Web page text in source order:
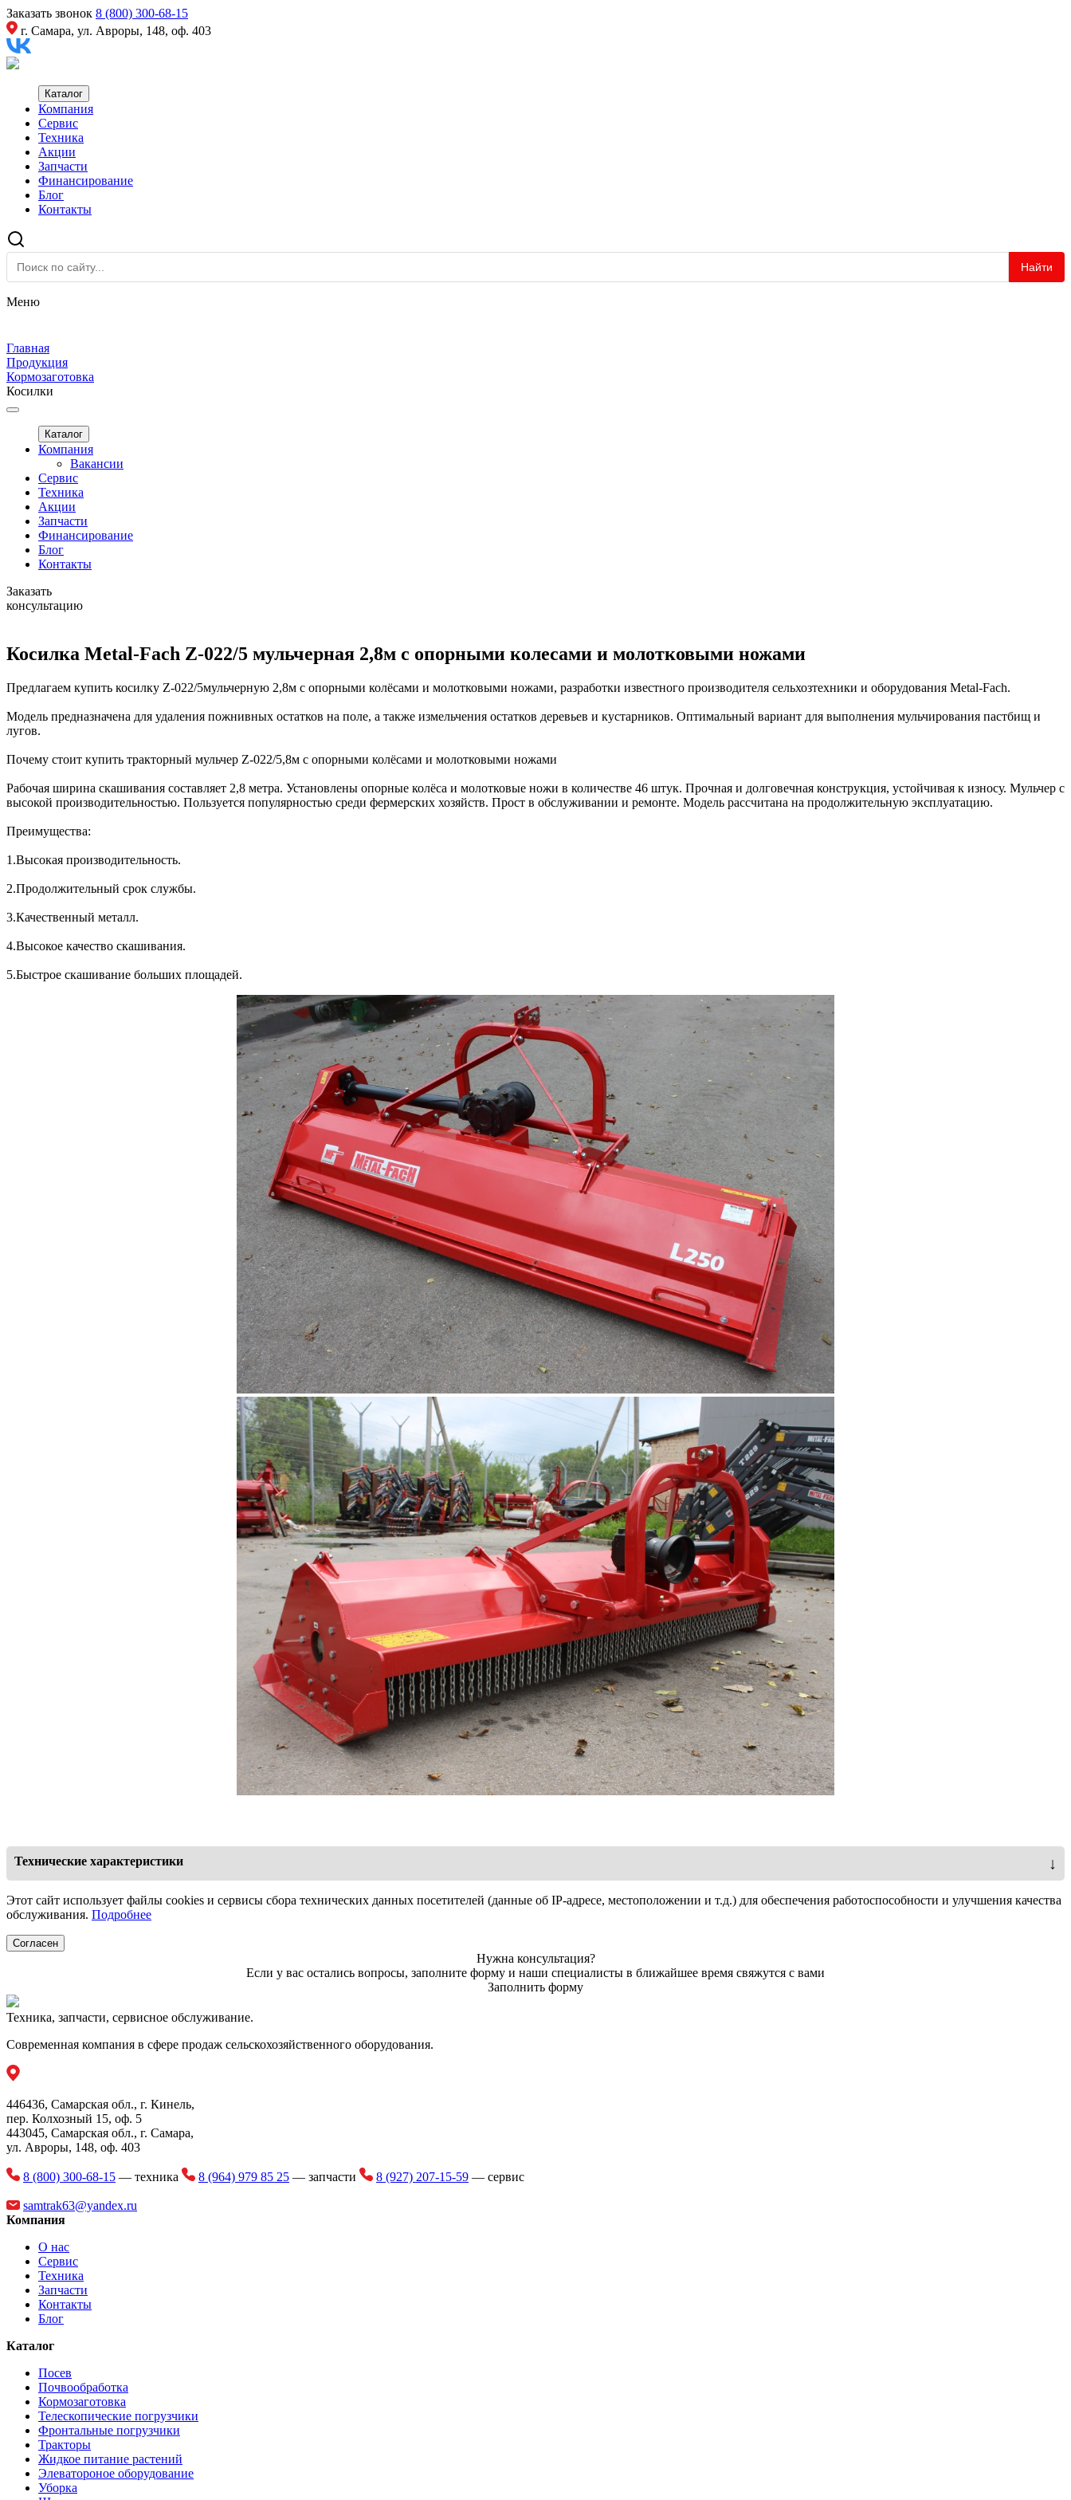
Заказать звонок 8 (800) 300-68-15
г. Самара, ул. Авроры, 148, оф. 403
Каталог
Компания
Сервис
Техника
Акции
Запчасти
Финансирование
Блог
Контакты
Найти
Меню
Главная
Продукция
Кормозаготовка
Косилки
Каталог
Компания
Вакансии
Сервис
Техника
Акции
Запчасти
Финансирование
Блог
Контакты
Заказать
консультацию
Косилка Metal-Fach Z-022/5 мульчерная 2,8м с опорными колесами и молотковыми ножами
Предлагаем купить косилку Z-022/5мульчерную 2,8м с опорными колёсами и молотковыми ножами, разработки известного производителя сельхозтехники и оборудования Metal-Fach.
Модель предназначена для удаления пожнивных остатков на поле, а также измельчения остатков деревьев и кустарников. Оптимальный вариант для выполнения мульчирования пастбищ и
лугов.
Почему стоит купить тракторный мульчер Z-022/5,8м с опорными колёсами и молотковыми ножами
Рабочая ширина скашивания составляет 2,8 метра. Установлены опорные колёса и молотковые ножи в количестве 46 штук. Прочная и долговечная конструкция, устойчивая к износу. Мульчер с
высокой производительностью. Пользуется популярностью среди фермерских хозяйств. Прост в обслуживании и ремонте. Модель рассчитана на продолжительную эксплуатацию.
Преимущества:
1.Высокая производительность.
2.Продолжительный срок службы.
3.Качественный металл.
4.Высокое качество скашивания.
5.Быстрое скашивание больших площадей.
Технические характеристики ↓
Тип конструкции
С опорными колесами и молотковыми ножами
2800 мм
Этот сайт использует файлы cookies и сервисы сбора технических данных посетителей (данные об IP-адресе, местоположении и т.д.) для обеспечения работоспособности и улучшения качества
обслуживания. Подробнее
Согласен
Нужна консультация?
Если у вас остались вопросы, заполните форму и наши специалисты в ближайшее время свяжутся с вами
Заполнить форму
Техника, запчасти, сервисное обслуживание.
Современная компания в сфере продаж сельскохозяйственного оборудования.
446436, Самарская обл., г. Кинель,
пер. Колхозный 15, оф. 5
443045, Самарская обл., г. Самара,
ул. Авроры, 148, оф. 403
8 (800) 300-68-15 — техника 8 (964) 979 85 25 — запчасти 8 (927) 207-15-59 — сервис
samtrak63@yandex.ru
Компания
О нас
Сервис
Техника
Запчасти
Контакты
Блог
Каталог
Посев
Почвообработка
Кормозаготовка
Телескопические погрузчики
Фронтальные погрузчики
Тракторы
Жидкое питание растений
Элеватороное оборудование
Уборка